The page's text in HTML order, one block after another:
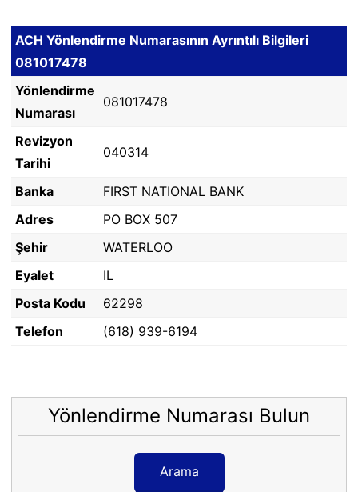
ACH Yönlendirme Numarasının Ayrıntılı Bilgileri
081017478
Yönlendirme
Numarası
081017478
Revizyon
Tarihi
040314
Banka
FIRST NATIONAL BANK
Adres
PO BOX 507
Şehir
WATERLOO
Eyalet
IL
Posta Kodu
62298
Telefon
(618) 939-6194
Yönlendirme Numarası Bulun
Arama